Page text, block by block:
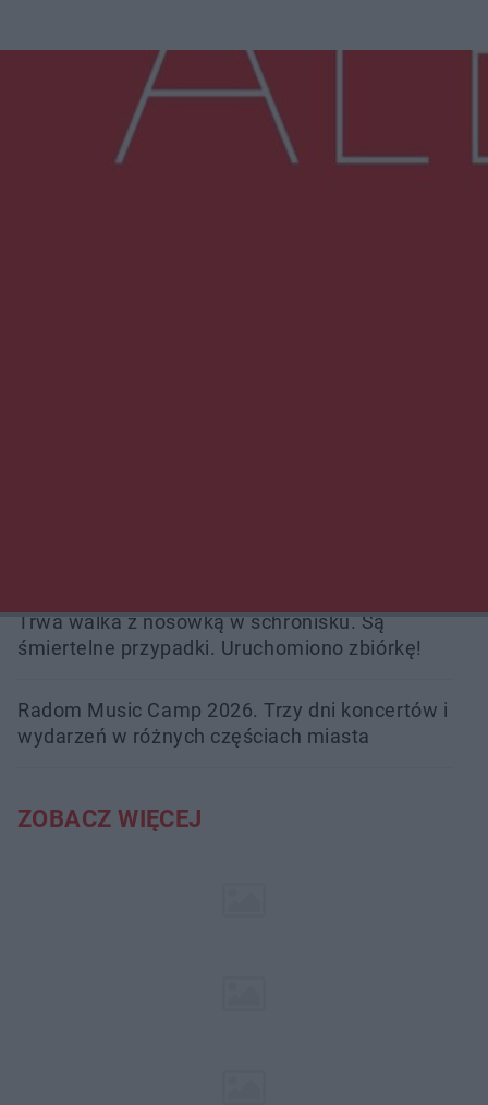
Więcej
Trwa walka z nosówką w schronisku. Są
śmiertelne przypadki. Uruchomiono zbiórkę!
Radom Music Camp 2026. Trzy dni koncertów i
wydarzeń w różnych częściach miasta
ZOBACZ WIĘCEJ